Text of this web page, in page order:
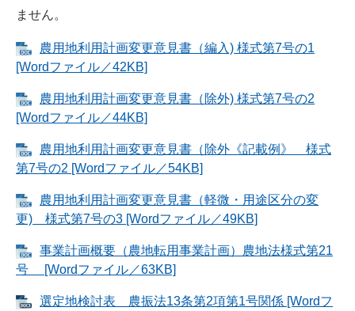
ません。
農用地利用計画変更意見書（編入) 様式第7号の1
[Wordファイル／42KB]
農用地利用計画変更意見書（除外) 様式第7号の2
[Wordファイル／44KB]
農用地利用計画変更意見書（除外《記載例》 様式
第7号の2 [Wordファイル／54KB]
農用地利用計画変更意見書（軽微・用途区分の変
更) 様式第7号の3 [Wordファイル／49KB]
事業計画概要（農地転用事業計画）農地法様式第21
号 [Wordファイル／63KB]
選定地検討表 農振法13条第2項第1号関係 [Wordフ